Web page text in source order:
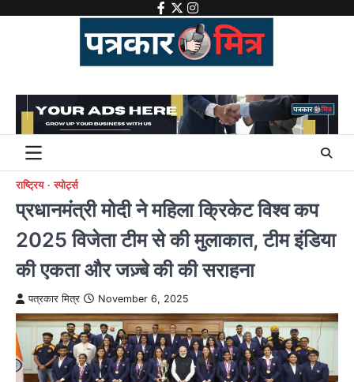
facebook
twitter
instagram
राष्ट्रिय स्पोर्ट्स
प्रधानमंत्री मोदी ने महिला क्रिकेट विश्व कप
2025 विजेता टीम से की मुलाकात, टीम इंडिया
की एकता और जज़्बे की की सराहना
पत्रकार मित्र November 6, 2025